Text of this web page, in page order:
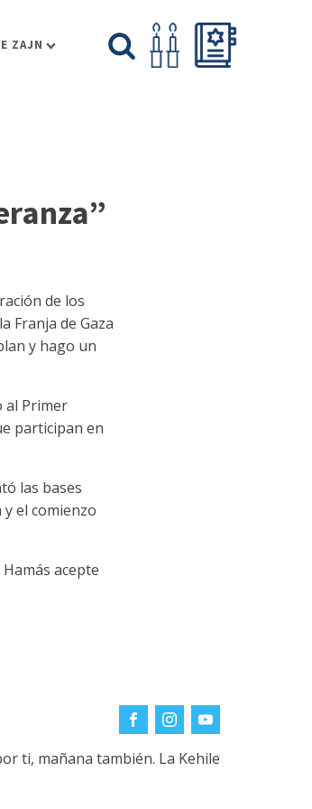
ZAJN
de los
Franja de Gaza
y hago un
al Primer
participan en
las bases
el comienzo
acepte
ti, mañana también. La Kehile